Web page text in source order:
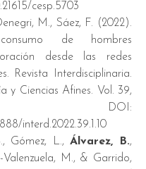
cesp.5703
M., Sáez, F. (2022).
de hombres
desde las redes
Revista Interdisciplinaria.
y Ciencias Afines. Vol. 39,
DOI:
interd.2022.39.1.10
Gómez, L.,Álvarez, B.,
Valenzuela, M., & Garrido,